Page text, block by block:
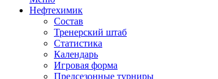
Нефтехимик
Состав
Тренерский штаб
Статистика
Календарь
Игровая форма
Предсезонные турниры